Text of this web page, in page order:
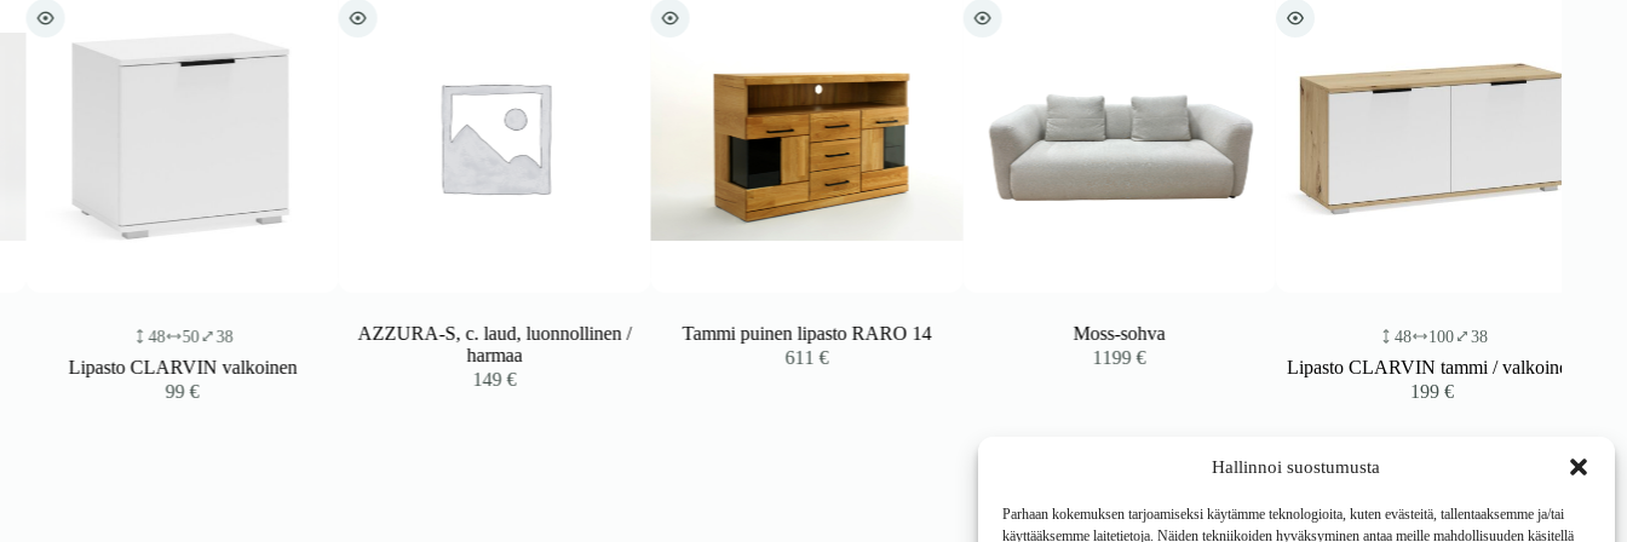
Hallinnoi suostumusta
Parhaan kokemuksen tarjoamiseksi käytämme teknologioita, kuten evästeitä, tallentaaksemme ja/tai
käyttääksemme laitetietoja. Näiden tekniikoiden hyväksyminen antaa meille mahdollisuuden käsitellä
Moss-sohva
1199€
48 100 38
Lipasto CLARVIN tammi / valkoinen
199€
48 50 38
Lipasto CLARVIN valkoinen
€
AZZURA-S, c. laud, luonnollinen /
harmaa
149€
Tammi puinen lipasto RARO 14
611€